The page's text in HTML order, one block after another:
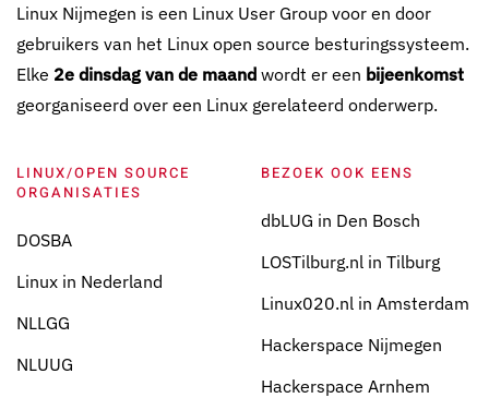
Linux Nijmegen is een Linux User Group voor en door
gebruikers van het Linux open source besturingssysteem.
Elke 2e dinsdag van de maand wordt er een bijeenkomst
georganiseerd over een Linux gerelateerd onderwerp.
LINUX/OPEN SOURCE
ORGANISATIES
DOSBA
Linux in Nederland
NLLGG
NLUUG
BEZOEK OOK EENS
dbLUG in Den Bosch
LOSTilburg.nl in Tilburg
Linux020.nl in Amsterdam
Hackerspace Nijmegen
Hackerspace Arnhem